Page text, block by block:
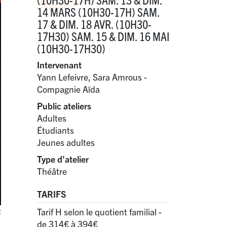
14 MARS (10H30-17H) SAM.
17 & DIM. 18 AVR. (10H30-
17H30) SAM. 15 & DIM. 16 MAI
(10H30-17H30)
Intervenant
Yann Lefeivre, Sara Amrous -
Compagnie Aïda
Public ateliers
Adultes
Étudiants
Jeunes adultes
Type d'atelier
Théâtre
TARIFS
Tarif H selon le quotient familial -
de 314€ à 394€